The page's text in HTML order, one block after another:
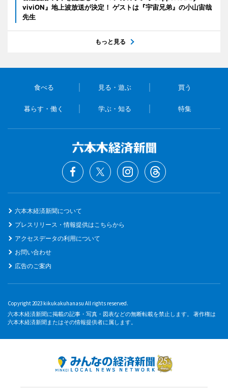
viviON』地上波放送が決定！ ゲストは『宇宙兄弟』の小山宙哉
先生
もっと見る
食べる 見る・遊ぶ 買う
暮らす・働く 学ぶ・知る 特集
六本木経済新聞について
プレスリリース・情報提供はこちらから
アクセスデータの利用について
お問い合わせ
広告のご案内
Copyright 2023 kikukakuhanasu All rights reserved.
六本木経済新聞に掲載の記事・写真・図表などの無断転載を禁止します。 著作権は
六本木経済新聞またはその情報提供者に属します。